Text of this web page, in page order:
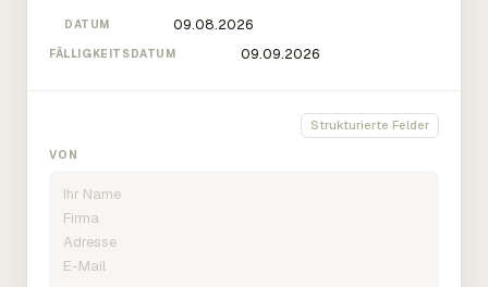
DATUM
FÄLLIGKEITSDATUM
Strukturierte Felder
VON